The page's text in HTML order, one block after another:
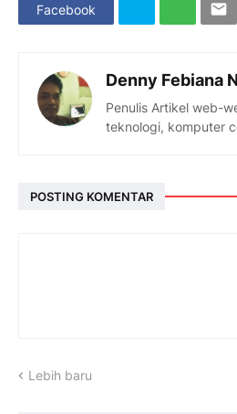
Facebook
Denny Febiana
Penulis Artikel web-
teknologi, komputer
POSTING KOMENTAR
Lebih baru